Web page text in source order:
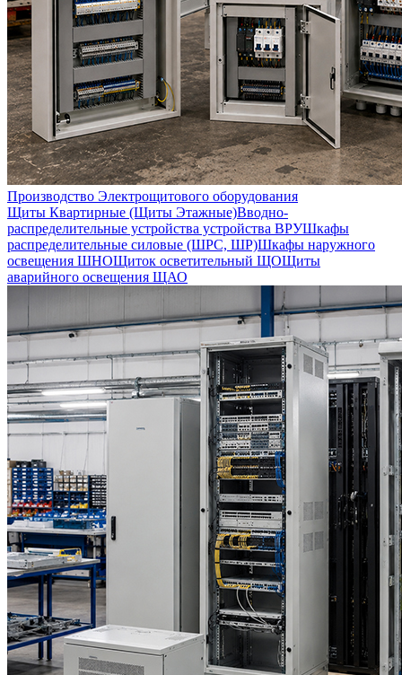
Производство Электрощитового оборудования
Щиты Квартирные (Щиты Этажные)Вводно-
распределительные устройства устройства ВРУШкафы
распределительные силовые (ШРС, ШР)Шкафы наружного
освещения ШНОЩиток осветительный ЩОЩиты
аварийного освещения ЩАО